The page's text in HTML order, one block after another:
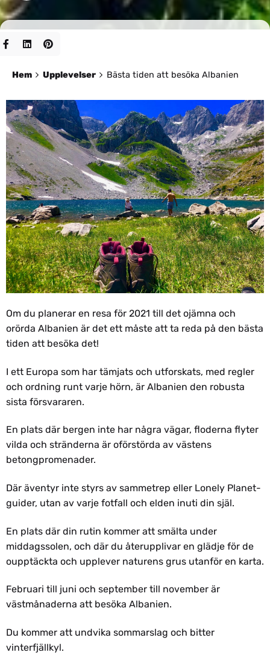
Hem Upplevelser Bästa tiden att besöka Albanien
Om du planerar en resa för 2021 till det ojämna och
orörda Albanien är det ett måste att ta reda på den bästa
tiden att besöka det!
I ett Europa som har tämjats och utforskats, med regler
och ordning runt varje hörn, är Albanien den robusta
sista försvararen.
En plats där bergen inte har några vägar, floderna flyter
vilda och stränderna är oförstörda av västens
betongpromenader.
Där äventyr inte styrs av sammetrep eller Lonely Planet-
guider, utan av varje fotfall och elden inuti din själ.
En plats där din rutin kommer att smälta under
middagssolen, och där du återupplivar en glädje för de
oupptäckta och upplever naturens grus utanför en karta.
Februari till juni och september till november är
västmånaderna att besöka Albanien.
Du kommer att undvika sommarslag och bitter
vinterfjällkyl.